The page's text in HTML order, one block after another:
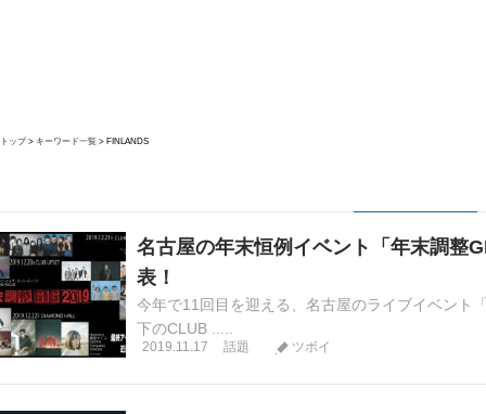
トップ キーワード一覧 FINLANDS
名古屋の年末恒例イベント「年末調整
表！
今年で11回目を迎える、名古屋のライブイベント
下のCLUB .....
2019.11.17 話題 ツボイ